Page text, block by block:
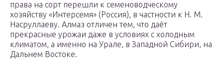
права на сорт перешли к семеноводческому
хозяйству «Интерсемя» (Россия), в частности к Н. М.
Насруллаеву. Алмаз отличен тем, что даёт
прекрасные урожаи даже в условиях с холодным
климатом, а именно на Урале, в Западной Сибири, на
Дальнем Востоке.